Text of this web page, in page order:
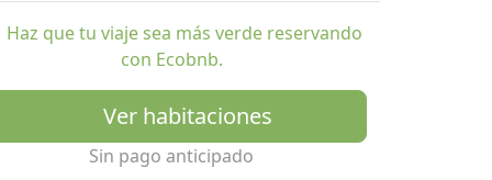
Haz que tu viaje sea más verde reservando
con Ecobnb.
Ver habitaciones
Sin pago anticipado